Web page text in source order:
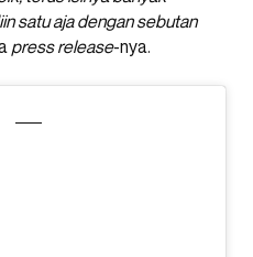
satu aja dengan sebutan
press release-nya.